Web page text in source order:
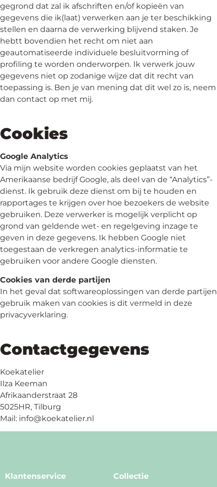
gegrond dat zal ik afschriften en/of kopieën van
gegevens die ik(laat) verwerken aan je ter beschikking
stellen en daarna de verwerking blijvend staken. Je
hebtt bovendien het recht om niet aan
geautomatiseerde individuele besluitvorming of
profiling te worden onderworpen. Ik verwerk jouw
gegevens niet op zodanige wijze dat dit recht van
toepassing is. Ben je van mening dat dit wel zo is, neem
dan contact op met mij.
Cookies
Google Analytics
Via mijn website worden cookies geplaatst van het
Amerikaanse bedrijf Google, als deel van de “Analytics”-
dienst. Ik gebruik deze dienst om bij te houden en
rapportages te krijgen over hoe bezoekers de website
gebruiken. Deze verwerker is mogelijk verplicht op
grond van geldende wet- en regelgeving inzage te
geven in deze gegevens. Ik hebben Google niet
toegestaan de verkregen analytics-informatie te
gebruiken voor andere Google diensten.
Cookies van derde partijen
In het geval dat softwareoplossingen van derde partijen
gebruik maken van cookies is dit vermeld in deze
privacyverklaring.
Contactgegevens
Koekatelier
Ilza Keeman
Afrikaanderstraat 28
5025HR, Tilburg
Mail: info@koekatelier.nl
Klantenservice
Collectie